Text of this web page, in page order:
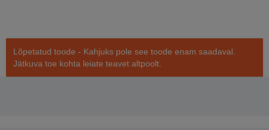
Lõpetatud toode - Kahjuks pole see toode enam saadaval.
Jätkuva toe kohta leiate teavet altpoolt.